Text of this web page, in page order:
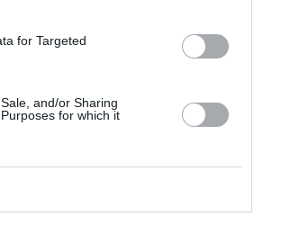
for Targeted
and/or Sharing
for which it
Pianeti vagabondi
seguito: cosa
mondo viene
IC 1101, misurata
conosciuta: si
NOTIZIE DI